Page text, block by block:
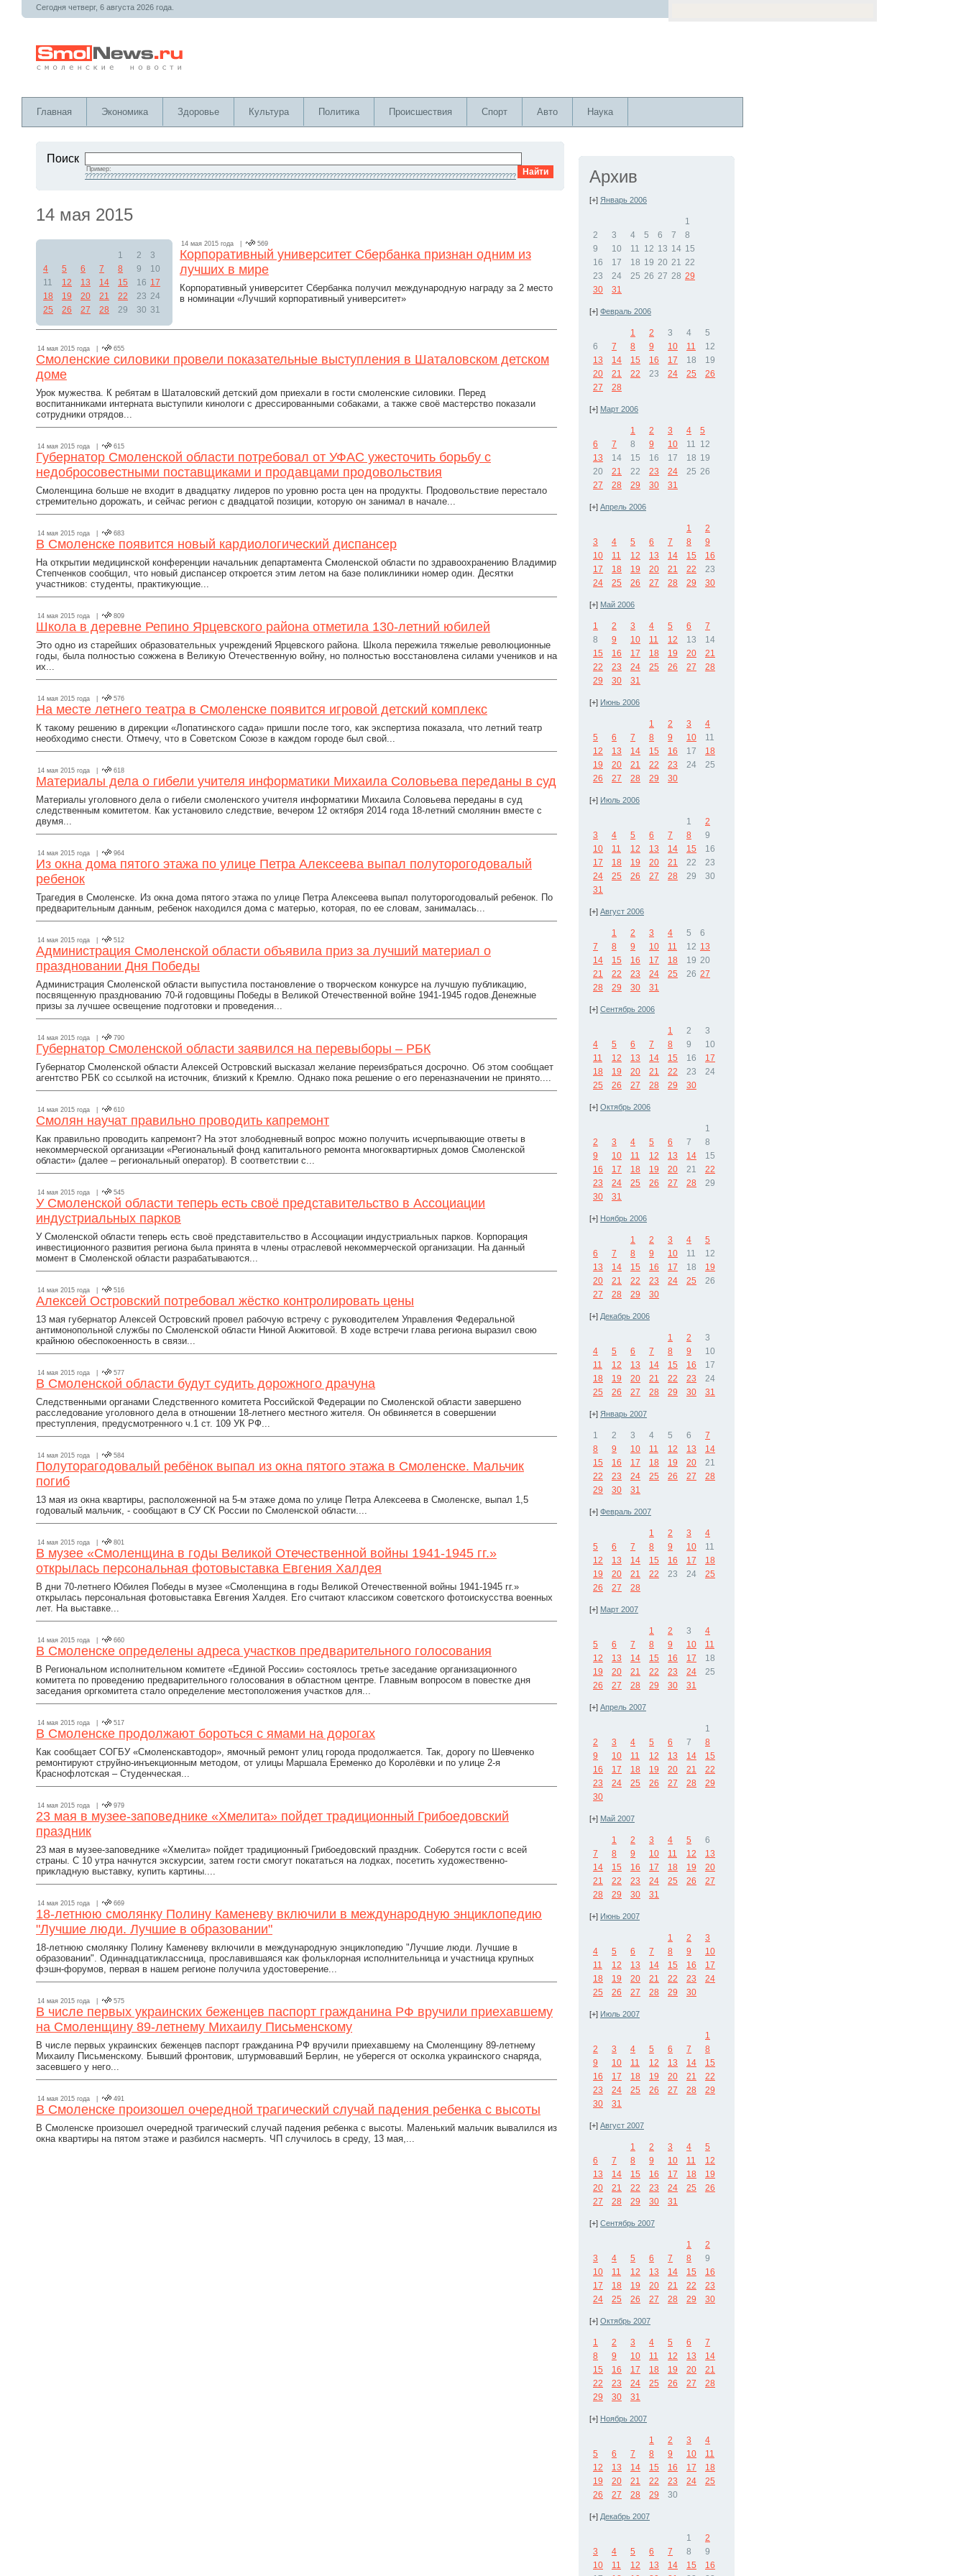
Сегодня четверг, 6 августа 2026 года.
Главная Экономика Здоровье Культура Политика Происшествия Спорт Авто Наука
Поиск
Пример:
????????????????????????????????????????????????????????????????????????????????????????????????????????????????????????
14 мая 2015
1 2
3
4
5 6 7 8 9
10
11
12 13 14 15 16 17
18
19 20 21 22 23 24
25
26 27 28 29 30 31
14 мая 2015 года | 569
Корпоративный университет Сбербанка признан одним из
лучших в мире
Корпоративный университет Сбербанка получил международную награду за 2 место
в номинации «Лучший корпоративный университет»
14 мая 2015 года | 655
Смоленские силовики провели показательные выступления в Шаталовском детском
доме
Урок мужества. К ребятам в Шаталовский детский дом приехали в гости смоленские силовики. Перед
воспитанниками интерната выступили кинологи с дрессированными собаками, а также своё мастерство показали
сотрудники отрядов...
14 мая 2015 года | 615
Губернатор Смоленской области потребовал от УФАС ужесточить борьбу с
недобросовестными поставщиками и продавцами продовольствия
Смоленщина больше не входит в двадцатку лидеров по уровню роста цен на продукты. Продовольствие перестало
стремительно дорожать, и сейчас регион с двадцатой позиции, которую он занимал в начале...
14 мая 2015 года | 683
В Смоленске появится новый кардиологический диспансер
На открытии медицинской конференции начальник департамента Смоленской области по здравоохранению Владимир
Степченков сообщил, что новый диспансер откроется этим летом на базе поликлиники номер один. Десятки
участников: студенты, практикующие...
14 мая 2015 года | 809
Школа в деревне Репино Ярцевского района отметила 130-летний юбилей
Это одно из старейших образовательных учреждений Ярцевского района. Школа пережила тяжелые революционные
годы, была полностью сожжена в Великую Отечественную войну, но полностью восстановлена силами учеников и на
их...
14 мая 2015 года | 576
На месте летнего театра в Смоленске появится игровой детский комплекс
К такому решению в дирекции «Лопатинского сада» пришли после того, как экспертиза показала, что летний театр
необходимо снести. Отмечу, что в Советском Союзе в каждом городе был свой...
14 мая 2015 года | 618
Материалы дела о гибели учителя информатики Михаила Соловьева переданы в суд
Материалы уголовного дела о гибели смоленского учителя информатики Михаила Соловьева переданы в суд
следственным комитетом. Как установило следствие, вечером 12 октября 2014 года 18-летний смолянин вместе с
двумя...
14 мая 2015 года | 964
Из окна дома пятого этажа по улице Петра Алексеева выпал полуторогодовалый
ребенок
Трагедия в Смоленске. Из окна дома пятого этажа по улице Петра Алексеева выпал полуторогодовалый ребенок. По
предварительным данным, ребенок находился дома с матерью, которая, по ее словам, занималась...
14 мая 2015 года | 512
Администрация Смоленской области объявила приз за лучший материал о
праздновании Дня Победы
Администрация Смоленской области выпустила постановление о творческом конкурсе на лучшую публикацию,
посвященную празднованию 70-й годовщины Победы в Великой Отечественной войне 1941-1945 годов.Денежные
призы за лучшее освещение подготовки и проведения...
14 мая 2015 года | 790
Губернатор Смоленской области заявился на перевыборы – РБК
Губернатор Смоленской области Алексей Островский высказал желание переизбраться досрочно. Об этом сообщает
агентство РБК со ссылкой на источник, близкий к Кремлю. Однако пока решение о его переназначении не принято....
14 мая 2015 года | 610
Смолян научат правильно проводить капремонт
Как правильно проводить капремонт? На этот злободневный вопрос можно получить исчерпывающие ответы в
некоммерческой организации «Региональный фонд капитального ремонта многоквартирных домов Смоленской
области» (далее – региональный оператор). В соответствии с...
14 мая 2015 года | 545
У Смоленской области теперь есть своё представительство в Ассоциации
индустриальных парков
У Смоленской области теперь есть своё представительство в Ассоциации индустриальных парков. Корпорация
инвестиционного развития региона была принята в члены отраслевой некоммерческой организации. На данный
момент в Смоленской области разрабатываются...
14 мая 2015 года | 516
Алексей Островский потребовал жёстко контролировать цены
13 мая губернатор Алексей Островский провел рабочую встречу с руководителем Управления Федеральной
антимонопольной службы по Смоленской области Ниной Акжитовой. В ходе встречи глава региона выразил свою
крайнюю обеспокоенность в связи...
14 мая 2015 года | 577
В Смоленской области будут судить дорожного драчуна
Следственными органами Следственного комитета Российской Федерации по Смоленской области завершено
расследование уголовного дела в отношении 18-летнего местного жителя. Он обвиняется в совершении
преступления, предусмотренного ч.1 ст. 109 УК РФ...
14 мая 2015 года | 584
Полуторагодовалый ребёнок выпал из окна пятого этажа в Смоленске. Мальчик
погиб
13 мая из окна квартиры, расположенной на 5-м этаже дома по улице Петра Алексеева в Смоленске, выпал 1,5
годовалый мальчик, - сообщают в СУ СК России по Смоленской области....
14 мая 2015 года | 801
В музее «Смоленщина в годы Великой Отечественной войны 1941-1945 гг.»
открылась персональная фотовыставка Евгения Халдея
В дни 70-летнего Юбилея Победы в музее «Смоленщина в годы Великой Отечественной войны 1941-1945 гг.»
открылась персональная фотовыставка Евгения Халдея. Его считают классиком советского фотоискусства военных
лет. На выставке...
14 мая 2015 года | 660
В Смоленске определены адреса участков предварительного голосования
В Региональном исполнительном комитете «Единой России» состоялось третье заседание организационного
комитета по проведению предварительного голосования в областном центре. Главным вопросом в повестке дня
заседания оргкомитета стало определение местоположения участков для...
14 мая 2015 года | 517
В Смоленске продолжают бороться с ямами на дорогах
Как сообщает СОГБУ «Смоленскавтодор», ямочный ремонт улиц города продолжается. Так, дорогу по Шевченко
ремонтируют струйно-инъекционным методом, от улицы Маршала Еременко до Королёвки и по улице 2-я
Краснофлотская – Студенческая...
14 мая 2015 года | 979
23 мая в музее-заповеднике «Хмелита» пойдет традиционный Грибоедовский
праздник
23 мая в музее-заповеднике «Хмелита» пойдет традиционный Грибоедовский праздник. Соберутся гости с всей
страны. С 10 утра начнутся экскурсии, затем гости смогут покататься на лодках, посетить художественно-
прикладную выставку, купить картины....
14 мая 2015 года | 669
18-летнюю смолянку Полину Каменеву включили в международную энциклопедию
"Лучшие люди. Лучшие в образовании"
18-летнюю смолянку Полину Каменеву включили в международную энциклопедию "Лучшие люди. Лучшие в
образовании". Одиннадцатиклассница, прославившаяся как фольклорная исполнительница и участница крупных
фэшн-форумов, первая в нашем регионе получила удостоверение...
14 мая 2015 года | 575
В числе первых украинских беженцев паспорт гражданина РФ вручили приехавшему
на Смоленщину 89-летнему Михаилу Письменскому
В числе первых украинских беженцев паспорт гражданина РФ вручили приехавшему на Смоленщину 89-летнему
Михаилу Письменскому. Бывший фронтовик, штурмовавший Берлин, не уберегся от осколка украинского снаряда,
засевшего у него...
14 мая 2015 года | 491
В Смоленске произошел очередной трагический случай падения ребенка с высоты
В Смоленске произошел очередной трагический случай падения ребенка с высоты. Маленький мальчик вывалился из
окна квартиры на пятом этаже и разбился насмерть. ЧП случилось в среду, 13 мая,...
Архив
[+] Январь 2006
1
2
3 4 5 6 7
8
9
10 11 12 13 14 15
16
17 18 19 20 21 22
23
24 25 26 27 28 29
30
31
[+] Февраль 2006
1 2 3 4
5
6
7 8 9 10 11
12
13
14 15 16 17 18
19
20
21 22 23 24 25
26
27
28
[+] Март 2006
1 2 3 4
5
6
7 8 9 10 11 12
13
14 15 16 17 18 19
20
21 22 23 24 25 26
27
28 29 30 31
[+] Апрель 2006
1
2
3
4 5 6 7 8
9
10
11 12 13 14 15
16
17
18 19 20 21 22
23
24
25 26 27 28 29 30
[+] Май 2006
1 2 3 4 5 6
7
8
9 10 11 12 13
14
15
16 17 18 19 20
21
22
23 24 25 26 27
28
29
30 31
[+] Июнь 2006
1 2 3
4
5
6 7 8 9 10
11
12
13 14 15 16 17
18
19
20 21 22 23 24
25
26
27 28 29 30
[+] Июль 2006
1
2
3
4 5 6 7 8
9
10
11 12 13 14 15
16
17
18 19 20 21 22
23
24
25 26 27 28 29
30
31
[+] Август 2006
1 2 3 4 5
6
7
8 9 10 11 12 13
14
15 16 17 18 19 20
21
22 23 24 25 26 27
28
29 30 31
[+] Сентябрь 2006
1 2
3
4
5 6 7 8 9
10
11
12 13 14 15 16
17
18
19 20 21 22 23
24
25
26 27 28 29 30
[+] Октябрь 2006
1
2
3 4 5 6 7
8
9
10 11 12 13 14
15
16
17 18 19 20 21
22
23
24 25 26 27 28
29
30
31
[+] Ноябрь 2006
1 2 3 4
5
6
7 8 9 10 11
12
13
14 15 16 17 18
19
20
21 22 23 24 25
26
27
28 29 30
[+] Декабрь 2006
1 2
3
4
5 6 7 8 9
10
11
12 13 14 15 16
17
18
19 20 21 22 23
24
25
26 27 28 29 30 31
[+] Январь 2007
1 2 3 4 5 6
7
8
9 10 11 12 13
14
15
16 17 18 19 20
21
22
23 24 25 26 27
28
29
30 31
[+] Февраль 2007
1 2 3
4
5
6 7 8 9 10
11
12
13 14 15 16 17
18
19
20 21 22 23 24
25
26
27 28
[+] Март 2007
1 2 3
4
5
6 7 8 9 10
11
12
13 14 15 16 17
18
19
20 21 22 23 24
25
26
27 28 29 30 31
[+] Апрель 2007
1
2
3 4 5 6 7
8
9
10 11 12 13 14
15
16
17 18 19 20 21
22
23
24 25 26 27 28
29
30
[+] Май 2007
1 2 3 4 5
6
7
8 9 10 11 12
13
14
15 16 17 18 19
20
21
22 23 24 25 26
27
28
29 30 31
[+] Июнь 2007
1 2
3
4
5 6 7 8 9
10
11
12 13 14 15 16
17
18
19 20 21 22 23
24
25
26 27 28 29 30
[+] Июль 2007
1
2
3 4 5 6 7
8
9
10 11 12 13 14
15
16
17 18 19 20 21
22
23
24 25 26 27 28
29
30
31
[+] Август 2007
1 2 3 4
5
6
7 8 9 10 11
12
13
14 15 16 17 18
19
20
21 22 23 24 25
26
27
28 29 30 31
[+] Сентябрь 2007
1
2
3
4 5 6 7 8
9
10
11 12 13 14 15
16
17
18 19 20 21 22
23
24
25 26 27 28 29 30
[+] Октябрь 2007
1 2 3 4 5 6
7
8
9 10 11 12 13
14
15
16 17 18 19 20
21
22
23 24 25 26 27
28
29
30 31
[+] Ноябрь 2007
1 2 3
4
5
6 7 8 9 10
11
12
13 14 15 16 17
18
19
20 21 22 23 24
25
26
27 28 29 30
[+] Декабрь 2007
1
2
3
4 5 6 7 8
9
10
11 12 13 14 15
16